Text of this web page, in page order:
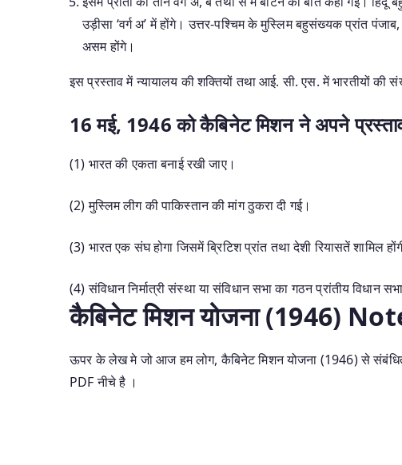
उड़ीसा ‘वर्ग अ’ में होंगे। उत्तर-पश्चिम के मुस्लिम बहुसंख्यक प्रांत पंजाब,
असम होंगे।
इस प्रस्ताव में न्यायालय की शक्तियों तथा आई. सी. एस. में भारतीयों की
16 मई, 1946 को कैबिनेट मिशन ने अपने
(1) भारत की एकता बनाई रखी जाए।
(2) मुस्लिम लीग की पाकिस्तान की मांग ठुकरा दी गई।
(3) भारत एक संघ होगा जिसमें ब्रिटिश प्रांत तथा देशी रियासतें शामिल
(4) संविधान निर्मात्री संस्था या संविधान सभा का गठन प्रांतीय विधान
कैबिनेट मिशन योजना (1946)
ऊपर के लेख मे जो आज हम लोग, कैबिनेट मिशन योजना (1946) से संबंधित
PDF नीचे है ।